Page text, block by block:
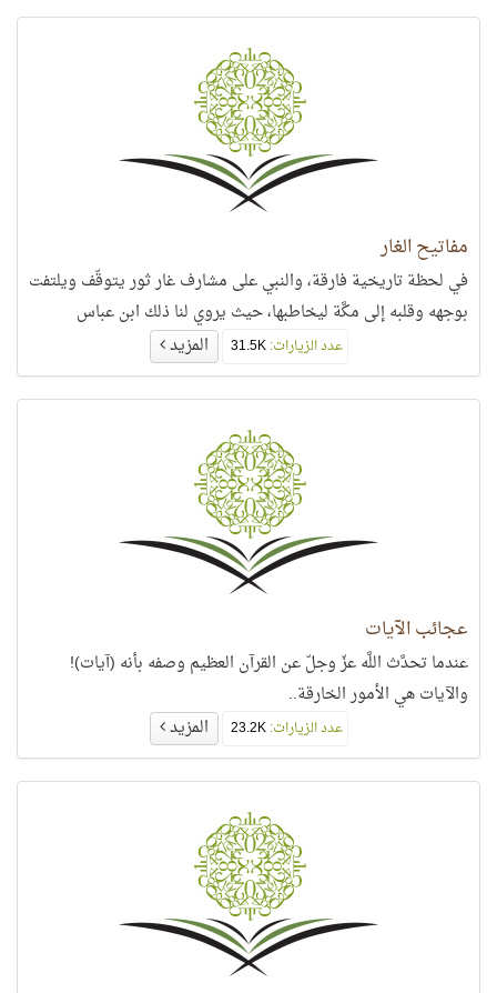
مفاتيح الغار
في لحظة تاريخية فارقة، والنبي على مشارف غار ثور يتوقّف ويلتفت
بوجهه وقلبه إلى مكَّة ليخاطبها، حيث يروي لنا ذلك ابن عباس
عدد الزيارات:31.5K المزيد
عجائب الآيات
عندما تحدَّث اللَّه عزّ وجلّ عن القرآن العظيم وصفه بأنه (آيات)!
والآيات هي الأمور الخارقة..
عدد الزيارات:23.2K المزيد